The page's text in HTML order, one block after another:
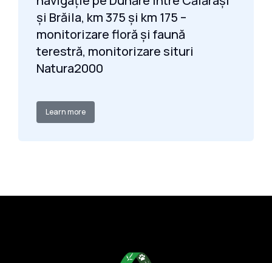
și Brăila, km 375 și km 175 –
monitorizare floră și faună
terestră, monitorizare situri
Natura2000
Learn more